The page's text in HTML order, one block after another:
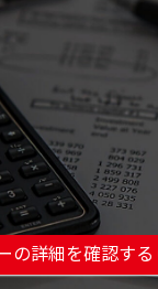
の詳細を確認する